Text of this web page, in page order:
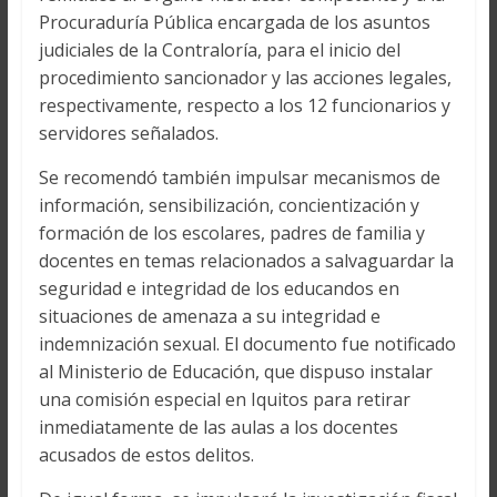
Procuraduría Pública encargada de los asuntos
judiciales de la Contraloría, para el inicio del
procedimiento sancionador y las acciones legales,
respectivamente, respecto a los 12 funcionarios y
servidores señalados.
Se recomendó también impulsar mecanismos de
información, sensibilización, concientización y
formación de los escolares, padres de familia y
docentes en temas relacionados a salvaguardar la
seguridad e integridad de los educandos en
situaciones de amenaza a su integridad e
indemnización sexual. El documento fue notificado
al Ministerio de Educación, que dispuso instalar
una comisión especial en Iquitos para retirar
inmediatamente de las aulas a los docentes
acusados de estos delitos.